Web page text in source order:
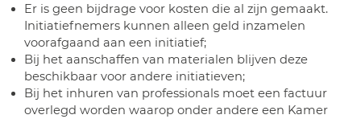
Er is geen bijdrage voor kosten die al zijn gemaakt.
Initiatiefnemers kunnen alleen geld inzamelen
voorafgaand aan een initiatief;
Bij het aanschaffen van materialen blijven deze
beschikbaar voor andere initiatieven;
Bij het inhuren van professionals moet een factuur
overlegd worden waarop onder andere een Kamer